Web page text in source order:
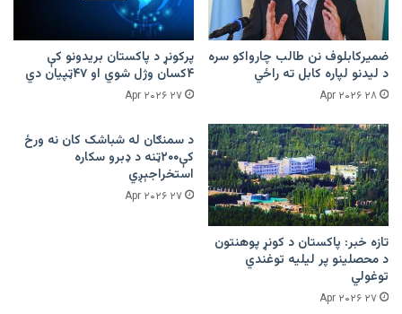
ضمیرکابلوف نن طالب چارواکو سره
د لیدنو لپاره کابل ته راځي
۲۸ Apr ۲۰۲۶
پرکونړ د پاکستان بریدونو کې
۴کسان وژل شوي او ۴۷ټپیان دي
۲۷ Apr ۲۰۲۶
تازه خبر: پاکستان د کونړ پوهنتون
د محصلینو پر لیلیه توغندي
توغولي
۲۷ Apr ۲۰۲۶
د سمنګان له شباشک کان نه ورځ
کې۲۰۰ټنه د ډبرو سکاره
استخراجېږي
۲۷ Apr ۲۰۲۶